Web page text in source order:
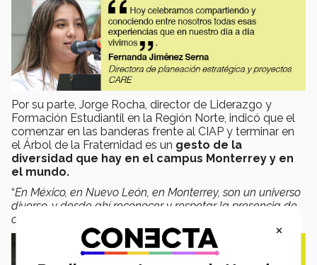
Por su parte, Jorge Rocha, director de Liderazgo y
Formación Estudiantil en la Región Norte, indicó que el
comenzar en las banderas frente al CIAP y terminar en
el Árbol de la Fraternidad es un gesto de la
diversidad que hay en el campus Monterrey y en
el mundo.
“En México, en Nuevo León, en Monterrey, son un universo
diverso, y desde ahí reconocer y respetar la presencia de
cada uno de nosotros es muy relevante
×